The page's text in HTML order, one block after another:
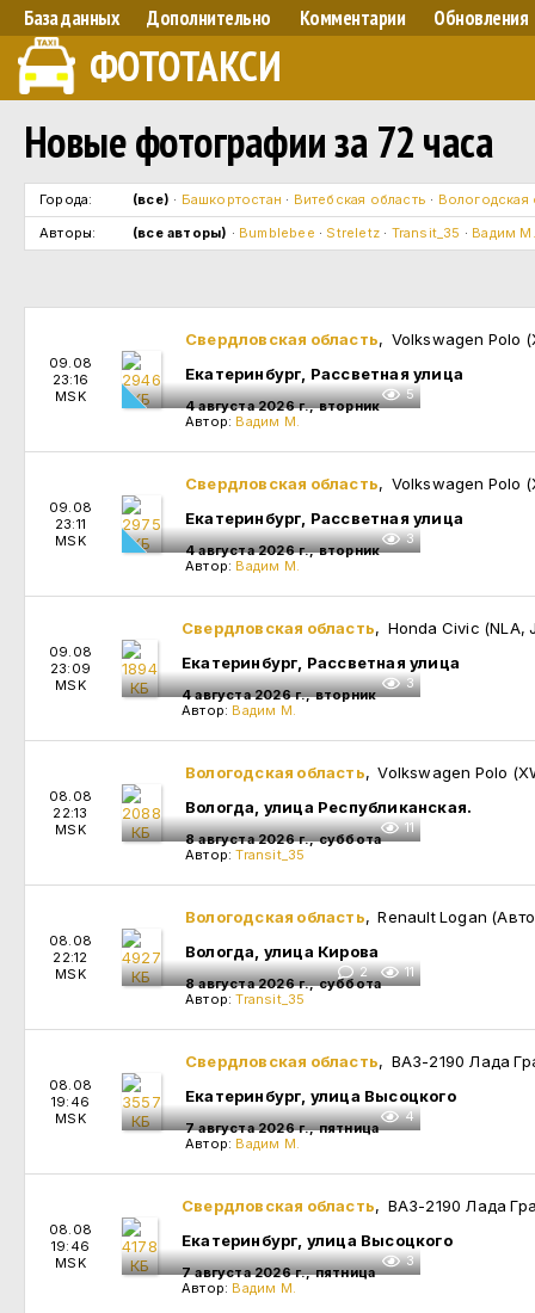
База данных Дополнительно Комментарии Обновления
ФОТОТАКСИ
Новые фотографии за 72 часа
Города: (все) · Башкортостан · Витебская область · Вологодская
Авторы:
(все авторы) · Bumblebee · Streletz · Transit_35 · Вадим М.
09.08
23:16
MSK
5
Свердловская область, Volkswagen Polo
Екатеринбург, Рассветная улица
4 августа 2026 г., вторник
Автор: Вадим М.
09.08
23:11
MSK
3
Свердловская область, Volkswagen Polo
Екатеринбург, Рассветная улица
4 августа 2026 г., вторник
Автор: Вадим М.
09.08
23:09
MSK
3
Свердловская область, Honda Civic (NLA,
Екатеринбург, Рассветная улица
4 августа 2026 г., вторник
Автор: Вадим М.
08.08
22:13
MSK
11
Вологодская область, Volkswagen Polo
Вологда, улица Республиканская.
8 августа 2026 г., суббота
Автор:Transit_35
08.08
22:12
MSK
2 11
Вологодская область, Renault Logan
Вологда, улица Кирова
8 августа 2026 г., суббота
Автор:Transit_35
08.08
19:46
MSK
4
Свердловская область, ВАЗ-2190 Лада
Екатеринбург, улица Высоцкого
7 августа 2026 г., пятница
Автор: Вадим М.
08.08
19:46
MSK
3
Свердловская область, ВАЗ-2190 Лада
Екатеринбург, улица Высоцкого
7 августа 2026 г., пятница
Автор: Вадим М.